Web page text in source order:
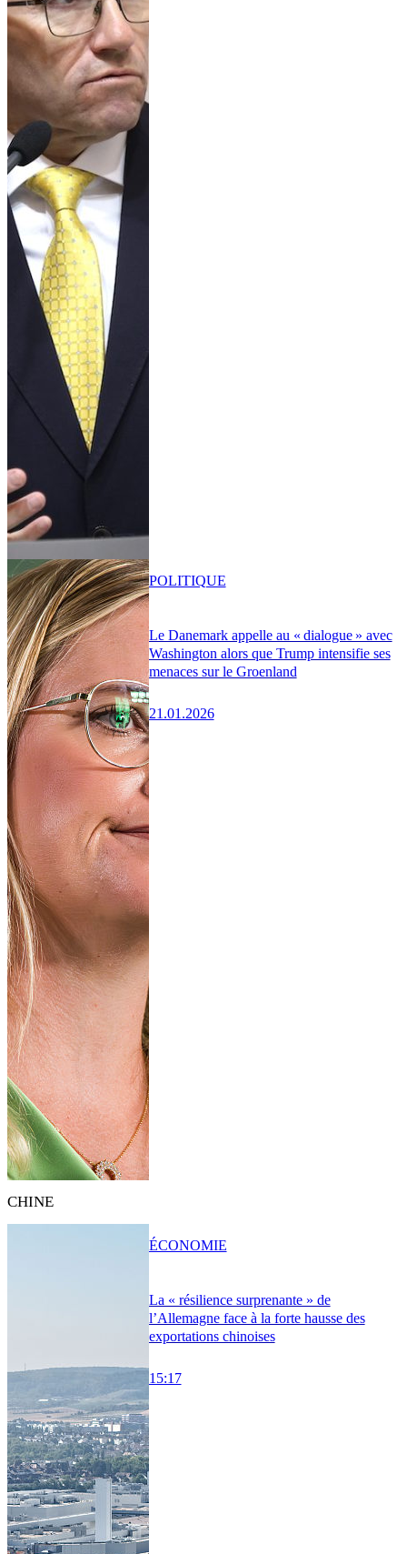
Le Danemark appelle au « dialogue » avec
Washington alors que Trump intensifie ses
menaces sur le Groenland
21.01.2026
POLITIQUE
CHINE
La « résilience surprenante » de
l’Allemagne face à la forte hausse des
exportations chinoises
15:17
ÉCONOMIE